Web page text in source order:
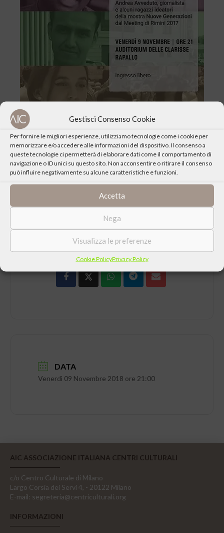
Gestisci Consenso Cookie
Per fornire le migliori esperienze, utilizziamo tecnologie come i cookie per
memorizzare e/o accedere alle informazioni del dispositivo. Il consenso a
queste tecnologie ci permetterà di elaborare dati come il comportamento di
navigazione o ID unici su questo sito. Non acconsentire o ritirare il consenso
può influire negativamente su alcune caratteristiche e funzioni.
Accetta
Nega
Visualizza le preferenze
Cookie PolicyPrivacy Policy
Il Centro Culturale “Newman” organizza l’incontro dal titolo
“Nuovi orizzonti. Tra Oriente e Occidente“, storie e vite dell’Italia
multietnica con Andrea Avveduto, giornalista e alcuni ragazzi
ideatori della mostra “Nuove Generazioni” del #meeting17.
DATA
Venerdì 09 Novembre 2018 ore 21:00
AIC ASSOCIAZIONE ITALIANA CENTRI CULTURALI
c/o Centro Culturale di Milano
Largo Corsia dei Servi 4, - 20122 Milano
E-mail: segreteria@centriculturali.org
INFORMAZIONI